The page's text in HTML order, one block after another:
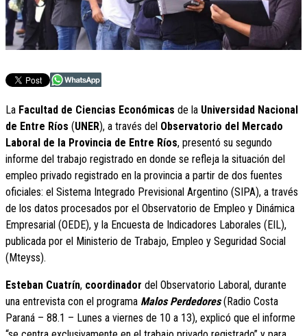
La Facultad de Ciencias Económicas de la Universidad Nacional
de Entre Ríos (UNER), a través del Observatorio del Mercado
Laboral de la Provincia de Entre Ríos, presentó su segundo
informe del trabajo registrado en donde se refleja la situación del
empleo privado registrado en la provincia a partir de dos fuentes
oficiales: el Sistema Integrado Previsional Argentino (SIPA), a través
de los datos procesados por el Observatorio de Empleo y Dinámica
Empresarial (OEDE), y la Encuesta de Indicadores Laborales (EIL),
publicada por el Ministerio de Trabajo, Empleo y Seguridad Social
(Mteyss).
Esteban Cuatrín, coordinador del Observatorio Laboral, durante
una entrevista con el programa Malos Perdedores(Radio Costa
Paraná – 88.1 – Lunes a viernes de 10 a 13), explicó que el informe